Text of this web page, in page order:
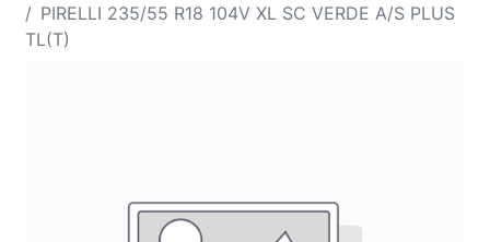
PIRELLI 235/55 R18 104V XL SC VERDE A/S PLUS
TL(T)